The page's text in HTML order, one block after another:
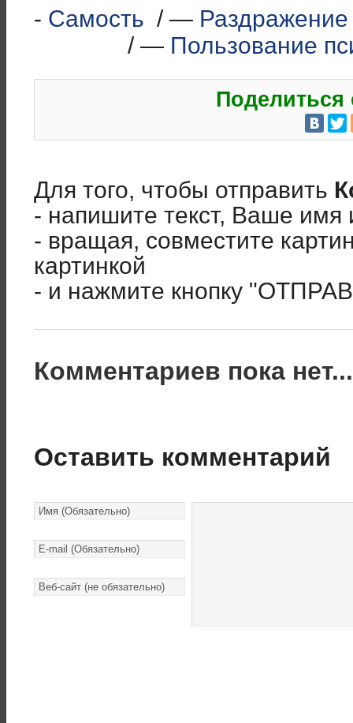
- Самость / — Раздражение
/ — Пользование
Поделиться
Для того, чтобы отправить
- напишите текст, Ваше имя
- вращая, совместите
картинкой
- и нажмите кнопку
Комментариев пока
Оставить комментарий